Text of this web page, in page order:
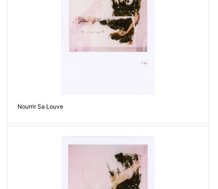
Nourrir Sa Louve